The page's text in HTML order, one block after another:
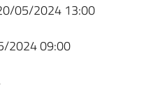
05/2024 13:00
2024 09:00